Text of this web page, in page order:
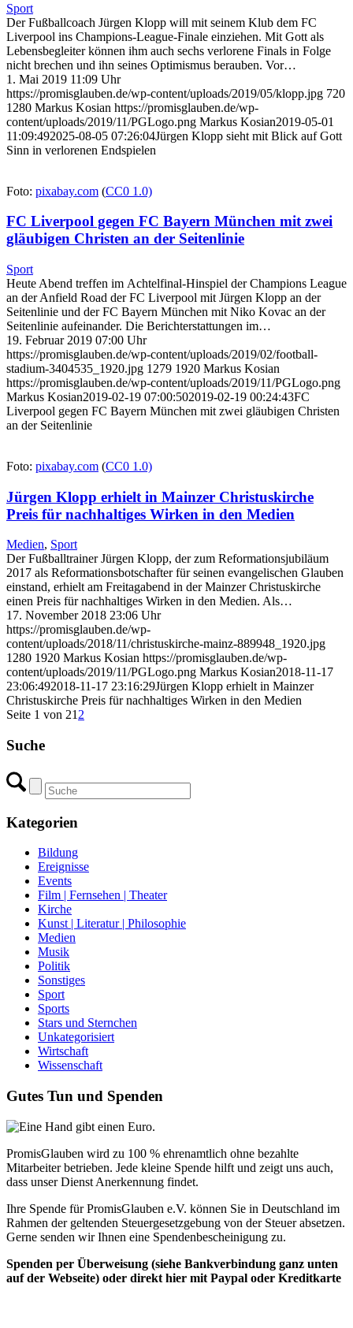
Sport
Der Fußballcoach Jürgen Klopp will mit seinem Klub dem FC
Liverpool ins Champions-League-Finale einziehen. Mit Gott als
Lebensbegleiter können ihm auch sechs verlorene Finals in Folge
nicht brechen und ihn seines Optimismus berauben. Vor…
1. Mai 2019 11:09 Uhr
https://promisglauben.de/wp-content/uploads/2019/05/klopp.jpg 720
1280 Markus Kosian https://promisglauben.de/wp-
content/uploads/2019/11/PGLogo.png Markus Kosian2019-05-01
11:09:492025-08-05 07:26:04Jürgen Klopp sieht mit Blick auf Gott
Sinn in verlorenen Endspielen
Foto: pixabay.com (CC0 1.0)
FC Liverpool gegen FC Bayern München mit zwei
gläubigen Christen an der Seitenlinie
Sport
Heute Abend treffen im Achtelfinal-Hinspiel der Champions League
an der Anfield Road der FC Liverpool mit Jürgen Klopp an der
Seitenlinie und der FC Bayern München mit Niko Kovac an der
Seitenlinie aufeinander. Die Berichterstattungen im…
19. Februar 2019 07:00 Uhr
https://promisglauben.de/wp-content/uploads/2019/02/football-
stadium-3404535_1920.jpg 1279 1920 Markus Kosian
https://promisglauben.de/wp-content/uploads/2019/11/PGLogo.png
Markus Kosian2019-02-19 07:00:502019-02-19 00:24:43FC
Liverpool gegen FC Bayern München mit zwei gläubigen Christen
an der Seitenlinie
Foto: pixabay.com (CC0 1.0)
Jürgen Klopp erhielt in Mainzer Christuskirche
Preis für nachhaltiges Wirken in den Medien
Medien, Sport
Der Fußballtrainer Jürgen Klopp, der zum Reformationsjubiläum
2017 als Reformationsbotschafter für seinen evangelischen Glauben
einstand, erhielt am Freitagabend in der Mainzer Christuskirche
einen Preis für nachhaltiges Wirken in den Medien. Als…
17. November 2018 23:06 Uhr
https://promisglauben.de/wp-
content/uploads/2018/11/christuskirche-mainz-889948_1920.jpg
1280 1920 Markus Kosian https://promisglauben.de/wp-
content/uploads/2019/11/PGLogo.png Markus Kosian2018-11-17
23:06:492018-11-17 23:16:29Jürgen Klopp erhielt in Mainzer
Christuskirche Preis für nachhaltiges Wirken in den Medien
Seite 1 von 21 2
Suche
Kategorien
Bildung
Ereignisse
Events
Film | Fernsehen | Theater
Kirche
Kunst | Literatur | Philosophie
Medien
Musik
Politik
Sonstiges
Sport
Sports
Stars und Sternchen
Unkategorisiert
Wirtschaft
Wissenschaft
Gutes Tun und Spenden
PromisGlauben wird zu 100 % ehrenamtlich ohne bezahlte
Mitarbeiter betrieben. Jede kleine Spende hilft und zeigt uns auch,
dass unser Dienst Anerkennung findet.
Ihre Spende für PromisGlauben e.V. können Sie in Deutschland im
Rahmen der geltenden Steuergesetzgebung von der Steuer absetzen.
Gerne senden wir Ihnen eine Spendenbescheinigung zu.
Spenden per Überweisung (siehe Bankverbindung ganz unten
auf der Webseite) oder direkt hier mit Paypal oder Kreditkarte